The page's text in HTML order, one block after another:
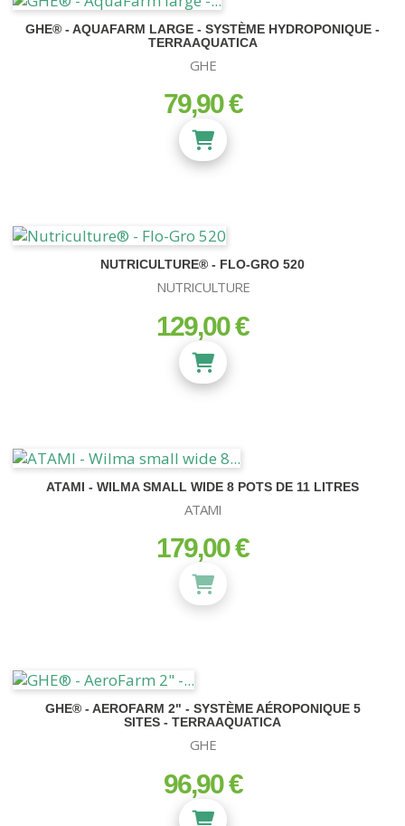
GHE® - AQUAFARM LARGE - SYSTÈME HYDROPONIQUE -
TERRAAQUATICA
GHE
prix
79,90 €
NUTRICULTURE® - FLO-GRO 520
NUTRICULTURE
prix
129,00 €
ATAMI - WILMA SMALL WIDE 8 POTS DE 11 LITRES
ATAMI
prix
179,00 €
GHE® - AEROFARM 2" - SYSTÈME AÉROPONIQUE 5
SITES - TERRAAQUATICA
GHE
prix
96,90 €